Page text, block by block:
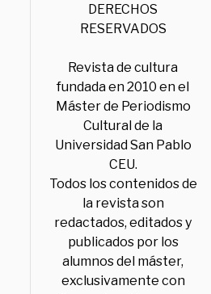
DERECHOS
RESERVADOS
Revista de cultura
fundada en 2010 en el
Máster de Periodismo
Cultural de la
Universidad San Pablo
CEU.
Todos los contenidos de
la revista son
redactados, editados y
publicados por los
alumnos del máster,
exclusivamente con